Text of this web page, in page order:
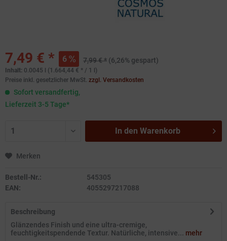
7,49 € * 6 7,99 € * (6,26% gespart)
Inhalt: 0.0045 l (1.664,44 € * / 1 l)
Preise inkl. gesetzlicher MwSt. zzgl. Versandkosten
Sofort versandfertig,
Lieferzeit 3-5 Tage*
In den Warenkorb
Merken
Bestell-Nr.:
545305
EAN:
4055297217088
Beschreibung
Glänzendes Finish und eine ultra-cremige,
feuchtigkeitspendende Textur. Natürliche, intensive... mehr